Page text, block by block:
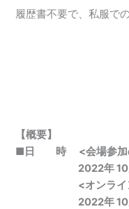
履歴書不要で、私服で
【概要】
■日 時 <会場参加
2022年 10月 15
<オンライン参
2022年 10月 15